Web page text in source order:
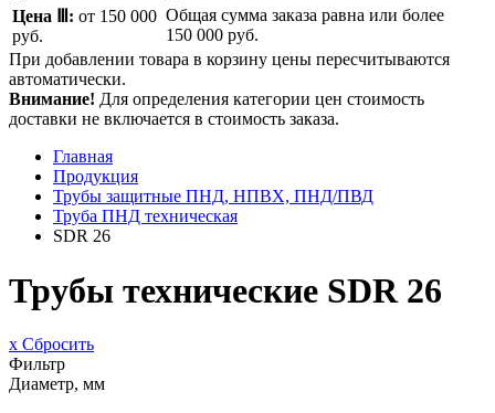
Цена Ⅲ: от 150 000
руб.
Общая сумма заказа равна или более
150 000 руб.
При добавлении товара в корзину цены пересчитываются
автоматически.
Внимание! Для определения категории цен стоимость
доставки не включается в стоимость заказа.
Главная
Продукция
Трубы защитные ПНД, НПВХ, ПНД/ПВД
Труба ПНД техническая
SDR 26
Трубы технические SDR 26
x Сбросить
Фильтр
Диаметр, мм